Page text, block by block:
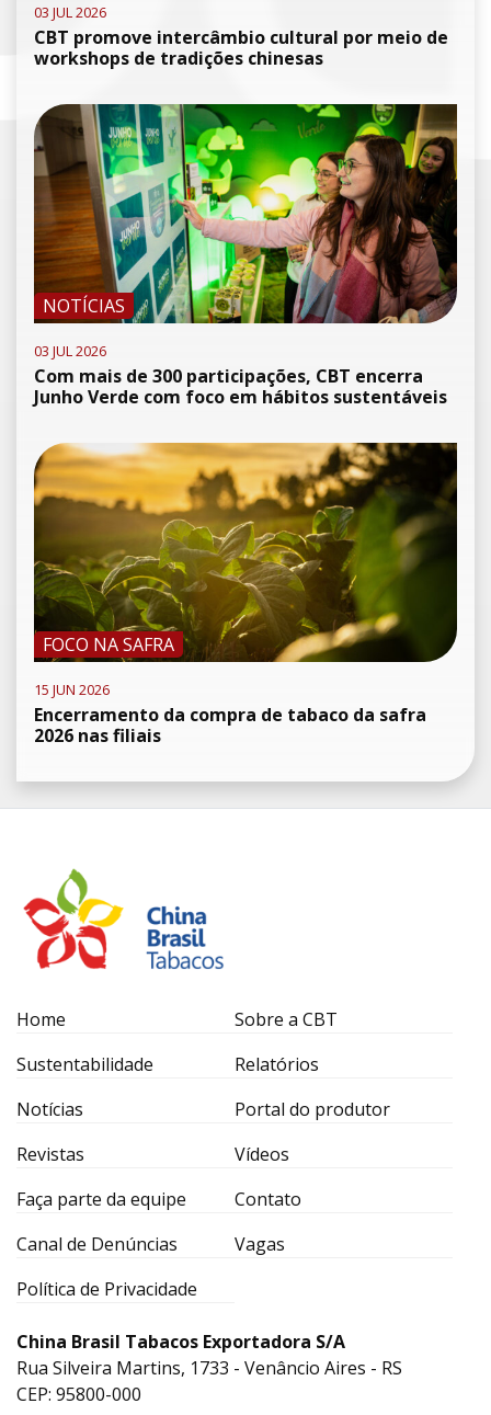
03 JUL 2026
CBT promove intercâmbio cultural por meio de
workshops de tradições chinesas
NOTÍCIAS
03 JUL 2026
Com mais de 300 participações, CBT encerra
Junho Verde com foco em hábitos sustentáveis
FOCO NA SAFRA
15 JUN 2026
Encerramento da compra de tabaco da safra
2026 nas filiais
Home
Sobre a CBT
Sustentabilidade
Relatórios
Notícias
Portal do produtor
Revistas
Vídeos
Faça parte da equipe
Contato
Canal de Denúncias
Vagas
Política de Privacidade
China Brasil Tabacos Exportadora S/A
Rua Silveira Martins, 1733 - Venâncio Aires - RS
CEP: 95800-000